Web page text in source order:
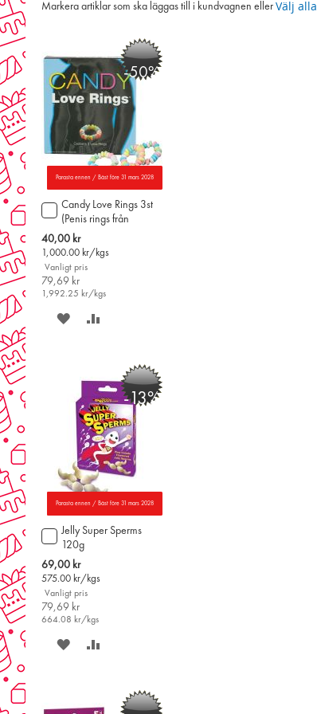
Markera artiklar som ska läggas till i kundvagnen eller Välj alla
-50%
Parasta ennen / Bäst före 31 mars 2028
Candy Love Rings 3st
(Penis rings från
Finland)
Special
Price
40,00 kr
1,000.00 kr/kgs
Vanligt pris
79,69 kr
1,992.25 kr/kgs
Lägg
till
i
varukorgen
SPARA
ÖNSKELISTAN
JÄMFÖR
Parasta ennen / Bäst före 31 mars 2028
-13%
Jelly Super Sperms
120g
Special
Price
69,00 kr
575.00 kr/kgs
Vanligt pris
79,69 kr
664.08 kr/kgs
Lägg
till
i
varukorgen
SPARA
ÖNSKELISTAN
JÄMFÖR